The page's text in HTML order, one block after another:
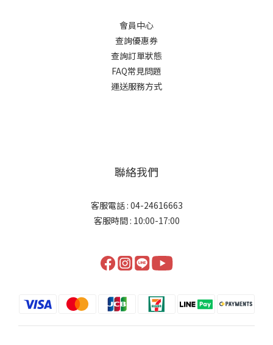
會員中心
查詢優惠券
查詢訂單狀態
FAQ常見問題
運送服務方式
聯絡我們
客服電話 : 04-24616663
客服時間 : 10:00-17:00